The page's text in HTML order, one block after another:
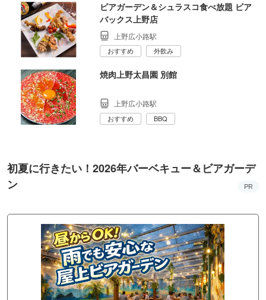
ビアガーデン＆シュラスコ食べ放題 ビア
バックス上野店
上野広小路駅
おすすめ 外飲み
焼肉上野太昌園 別館
上野広小路駅
おすすめ BBQ
初夏に行きたい！2026年バーベキュー＆ビアガーデ
ン
PR